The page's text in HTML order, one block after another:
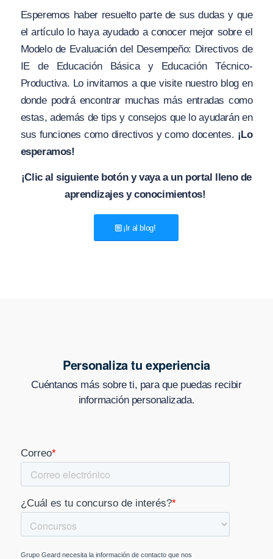
Esperemos haber resuelto parte de sus dudas y que
el artículo lo haya ayudado a conocer mejor sobre el
Modelo de Evaluación del Desempeño: Directivos de
IE de Educación Básica y Educación Técnico-
Productiva. Lo invitamos a que visite nuestro blog en
donde podrá encontrar muchas más entradas como
estas, además de tips y consejos que lo ayudarán en
sus funciones como directivos y como docentes. ¡Lo
esperamos!
¡Clic al siguiente botón y vaya a un portal lleno de
aprendizajes y conocimientos!
¡Ir al blog!
Personaliza tu experiencia
Cuéntanos más sobre ti, para que puedas recibir
información personalizada.